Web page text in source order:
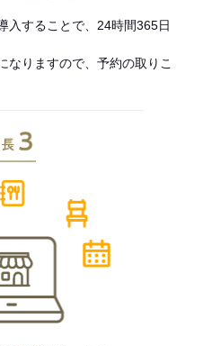
入することで、24時間365日
なりますので、予約の取りこ